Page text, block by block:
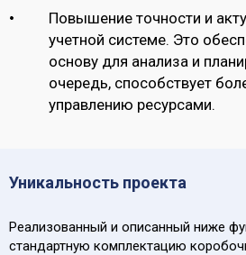
Повышение точности и
учетной системе. Это
основу для анализа и
очередь, способствует
управлению ресурсами.
Уникальность проекта
Реализованный и описанный ниже
стандартную комплектацию